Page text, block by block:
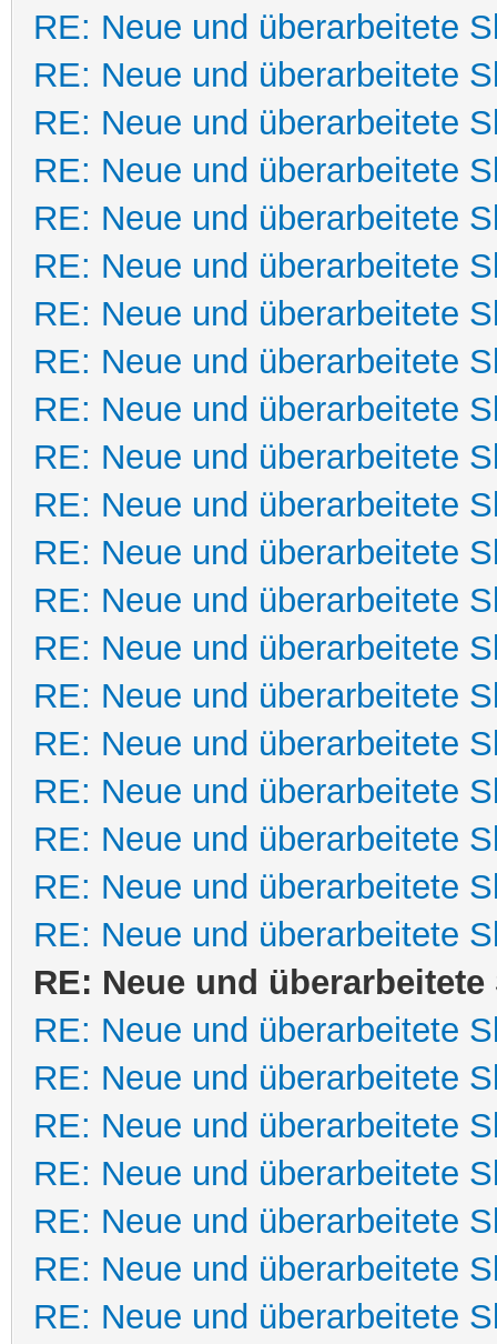
RE: Neue und überarbeitete
RE: Neue und überarbeitete
RE: Neue und überarbeitete
RE: Neue und überarbeitete
RE: Neue und überarbeitete
RE: Neue und überarbeitete
RE: Neue und überarbeitete
RE: Neue und überarbeitete
RE: Neue und überarbeitete
RE: Neue und überarbeitete
RE: Neue und überarbeitete
RE: Neue und überarbeitete
RE: Neue und überarbeitete
RE: Neue und überarbeitete
RE: Neue und überarbeitete
RE: Neue und überarbeitete
RE: Neue und überarbeitete
RE: Neue und überarbeitete
RE: Neue und überarbeitete
RE: Neue und überarbeitete
RE: Neue und
RE: Neue und überarbeitete
RE: Neue und überarbeitete
RE: Neue und überarbeitete
RE: Neue und überarbeitete
RE: Neue und überarbeitete
RE: Neue und überarbeitete
RE: Neue und überarbeitete